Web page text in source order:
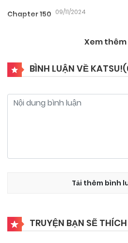
Chapter 150 09/11/2024
09/11/2024
09/11/2024
Chapter 144
Xem thêm
BÌNH LUẬN VỀ KATSU!(
Tải thêm bình
TRUYỆN BẠN SẼ